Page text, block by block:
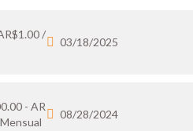
/
03/18/2025
- AR
08/28/2024